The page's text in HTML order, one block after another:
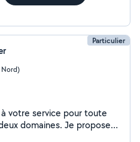
Particulier
Nord)
votre service pour toute
domaines. Je propose